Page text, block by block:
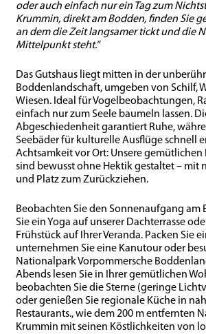
oder auch einfach nur ein Tag zum
Krummin, direkt am Bodden, finden Sie
an dem die Zeit langsamer tickt und die
Mittelpunkt steht.“
Das Gutshaus liegt mitten in der
Boddenlandschaft, umgeben von Schilf,
Wiesen. Ideal für Vogelbeobachtungen,
einfach nur zum Seele baumeln lassen.
Abgeschiedenheit garantiert Ruhe,
Seebäder für kulturelle Ausflüge schnell
Achtsamkeit vor Ort: Unsere
sind bewusst ohne Hektik gestaltet – mit
und Platz zum Zurückziehen.
Beobachten Sie den Sonnenaufgang am
Sie ein Yoga auf unserer Dachterrasse
Frühstück auf Ihrer Veranda. Packen Sie
unternehmen Sie eine Kanutour oder
Nationalpark Vorpommersche
Abends lesen Sie in Ihrer gemütlichen
beobachten Sie die Sterne (geringe
oder genießen Sie regionale Küche in
Restaurants., wie dem 200 m entfernten
Krummin mit seinen Köstlichkeiten von